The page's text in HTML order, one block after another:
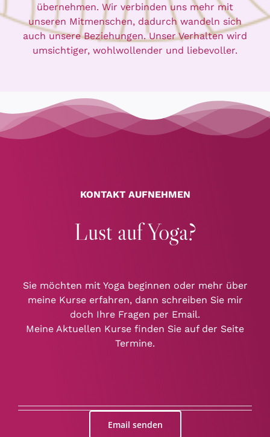
übernehmen. Wir verbinden uns mehr mit
unseren Mitmenschen, dadurch wandeln sich
auch unsere Beziehungen. Unser Verhalten wird
umsichtiger, wohlwollender und liebevoller.
KONTAKT AUFNEHMEN
Lust auf Yoga?
Sie möchten mit Yoga beginnen oder mehr über
meine Kurse erfahren, dann schreiben Sie mir
doch Ihre Fragen per Email.
Meine Aktuellen Kurse finden Sie auf der Seite
Termine.
Email senden